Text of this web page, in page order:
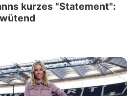
kurzes "Statement":